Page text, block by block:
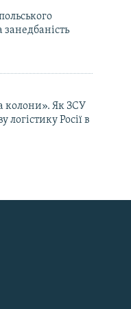
занедбаність
колони». Як ЗСУ
логістику Росії в